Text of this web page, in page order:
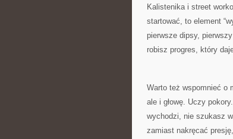
Kalistenika i street
startować, to element
pierwsze dipsy,
robisz progres, który
Warto też wspomnieć o
ale i głowę. Uczy
wychodzi, nie szukasz
zamiast nakręcać